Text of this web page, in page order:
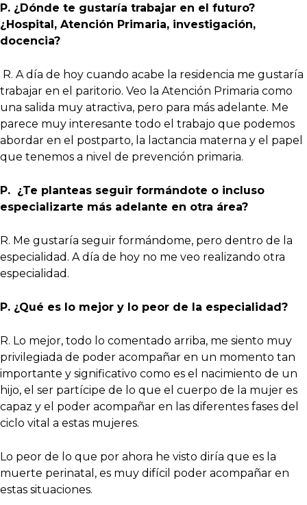
P. ¿Dónde te gustaría trabajar en el futuro?
¿Hospital, Atención Primaria, investigación,
docencia?
R. A día de hoy cuando acabe la residencia me gustaría
trabajar en el paritorio. Veo la Atención Primaria como
una salida muy atractiva, pero para más adelante. Me
parece muy interesante todo el trabajo que podemos
abordar en el postparto, la lactancia materna y el papel
que tenemos a nivel de prevención primaria.
P. ¿Te planteas seguir formándote o incluso
especializarte más adelante en otra área?
R. Me gustaría seguir formándome, pero dentro de la
especialidad. A día de hoy no me veo realizando otra
especialidad.
P. ¿Qué es lo mejor y lo peor de la especialidad?
R. Lo mejor, todo lo comentado arriba, me siento muy
privilegiada de poder acompañar en un momento tan
importante y significativo como es el nacimiento de un
hijo, el ser partícipe de lo que el cuerpo de la mujer es
capaz y el poder acompañar en las diferentes fases del
ciclo vital a estas mujeres.
Lo peor de lo que por ahora he visto diría que es la
muerte perinatal, es muy difícil poder acompañar en
estas situaciones.